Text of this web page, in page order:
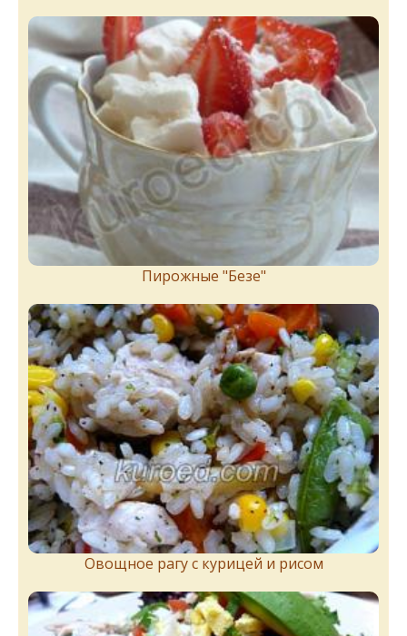
Пирожныe "Бeзe"
Овощное рагу с курицей и рисом